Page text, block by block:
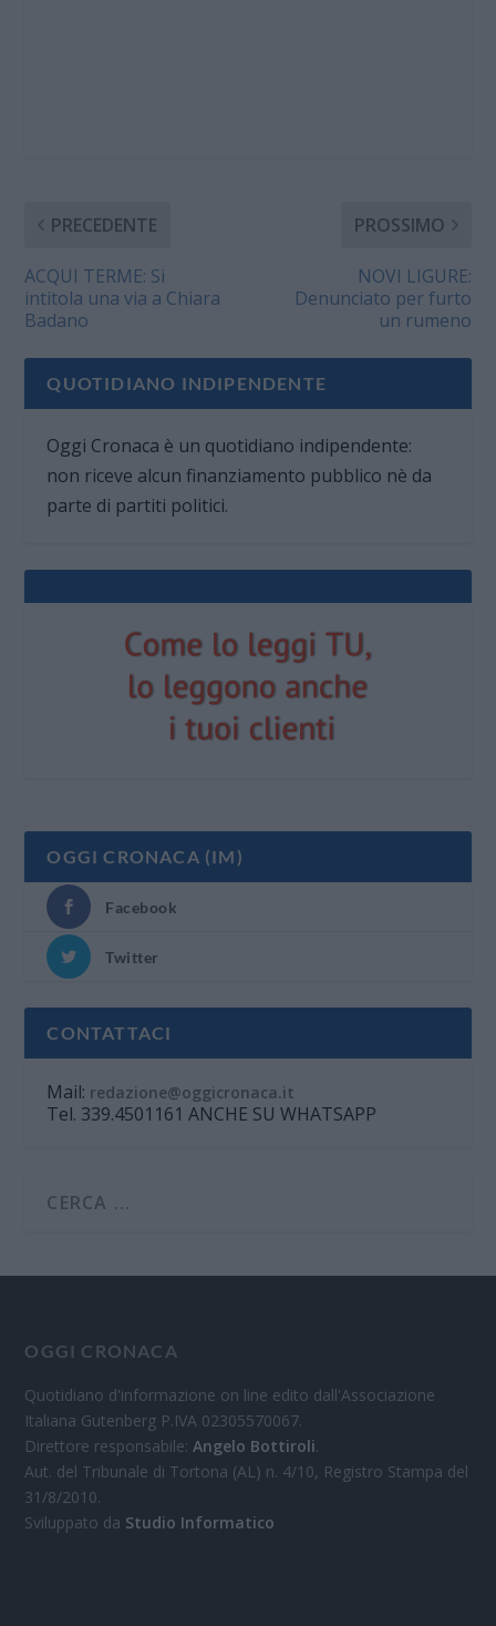
PRECEDENTE
ACQUI TERME: Si
intitola una via a Chiara
Badano
PROSSIMO
NOVI LIGURE:
Denunciato per furto
un rumeno
QUOTIDIANO INDIPENDENTE
Oggi Cronaca è un quotidiano indipendente:
non riceve alcun finanziamento pubblico nè da
parte di partiti politici.
OGGI CRONACA (IM)
Facebook
Twitter
CONTATTACI
Mail: redazione@oggicronaca.it
Tel. 339.4501161 ANCHE SU WHATSAPP
OGGI CRONACA
Quotidiano d'informazione on line edito dall'Associazione
Italiana Gutenberg P.IVA 02305570067.
Direttore responsabile:Angelo Bottiroli.
Aut. del Tribunale di Tortona (AL) n. 4/10, Registro Stampa del
31/8/2010.
Sviluppato da Studio Informatico